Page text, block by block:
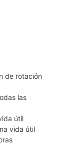
de rotación
las
útil
vida útil